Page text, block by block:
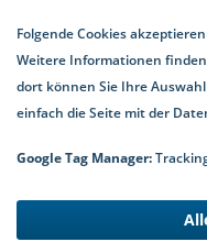
4,64 € *
*inkl. MwSt.zzgl.
Folgende Cookies
Weitere Informationen
dort können Sie Ihre
einfach die Seite mit der
Google Tag Manager: